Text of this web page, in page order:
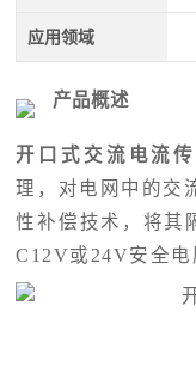
应用领域
产品概述
开口式交流电流
理，对电网中的交
性补偿技术，将其
C12V或24V安全电